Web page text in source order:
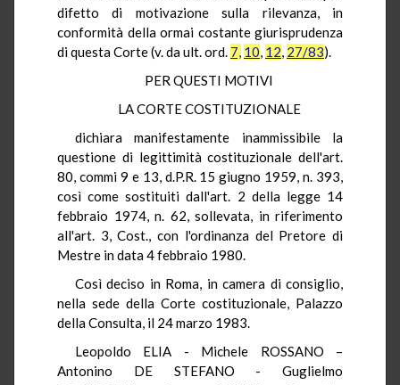
difetto di motivazione sulla rilevanza, in
conformità della ormai costante giurisprudenza
di questa Corte (v. da ult. ord. 7, 10, 12, 27/83).
PER QUESTI MOTIVI
LA CORTE COSTITUZIONALE
dichiara manifestamente inammissibile la
questione di legittimità costituzionale dell'art.
80, commi 9 e 13, d.P.R. 15 giugno 1959, n. 393,
così come sostituiti dall'art. 2 della legge 14
febbraio 1974, n. 62, sollevata, in riferimento
all'art. 3, Cost., con l'ordinanza del Pretore di
Mestre in data 4 febbraio 1980.
Così deciso in Roma, in camera di consiglio,
nella sede della Corte costituzionale, Palazzo
della Consulta, il 24 marzo 1983.
Leopoldo ELIA - Michele ROSSANO –
Antonino DE STEFANO - Guglielmo